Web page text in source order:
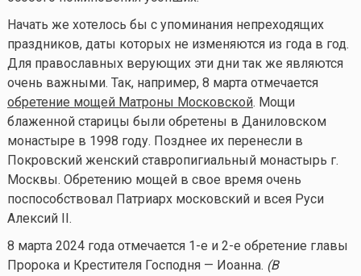
Начать же хотелось бы с упоминания непреходящих
праздников, даты которых не изменяются из года в год.
Для православных верующих эти дни так же являются
очень важными. Так, например, 8 марта отмечается
обретение мощей Матроны Московской. Мощи
блаженной старицы были обретены в Даниловском
монастыре в 1998 году. Позднее их перенесли в
Покровский женский ставропигиальный монастырь г.
Москвы. Обретению мощей в свое время очень
поспособствовал Патриарх московский и всея Руси
Алексий II.
8 марта 2024 года отмечается 1-е и 2-е обретение главы
Пророка и Крестителя Господня — Иоанна. (В